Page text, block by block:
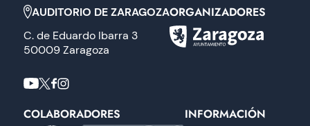
AUDITORIO DE ZARAGOZA
C. de Eduardo Ibarra 3
50009 Zaragoza
ORGANIZADORES
COLABORADORES INFORMACIÓN